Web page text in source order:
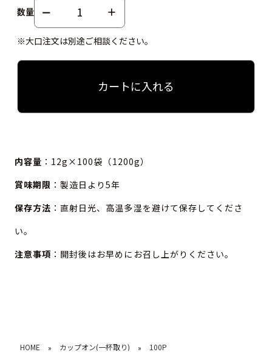
数量
※大口注文は別途ご相談ください。
カートに入れる
内容量 ：12g×100袋（1200g）
賞味期限 ：製造日より5年
保存方法 ：直射日光、高温多湿を避けて保存してくださ
い。
注意事項 ：開封後はお早めにお召し上がりください。
HOME » カップオン(一杯取り) » 100P